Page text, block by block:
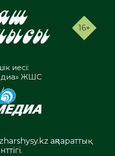
16+
иесі:
ЖШС
ақпараттық